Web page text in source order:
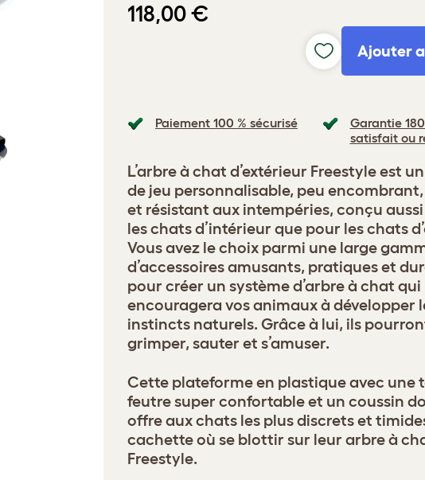
118,00 €
Ajouter
Paiement 100 % sécurisé
Garantie
satisfait ou
L’arbre à chat d’extérieur Freestyle est
de jeu personnalisable, peu
et résistant aux intempéries, conçu
les chats d’intérieur que pour les chats
Vous avez le choix parmi une large
d’accessoires amusants, pratiques et
pour créer un système d’arbre à chat qui
encouragera vos animaux à développer
instincts naturels. Grâce à lui, ils
grimper, sauter et s’amuser.
Cette plateforme en plastique avec une
feutre super confortable et un coussin
offre aux chats les plus discrets et
cachette où se blottir sur leur arbre à
Freestyle.